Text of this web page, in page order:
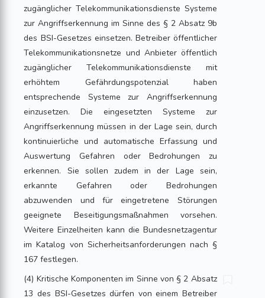
zugänglicher Telekommunikationsdienste Systeme
zur Angriffserkennung im Sinne des § 2 Absatz 9b
des BSI-Gesetzes einsetzen. Betreiber öffentlicher
Telekommunikationsnetze und Anbieter öffentlich
zugänglicher Telekommunikationsdienste mit
erhöhtem Gefährdungspotenzial haben
entsprechende Systeme zur Angriffserkennung
einzusetzen. Die eingesetzten Systeme zur
Angriffserkennung müssen in der Lage sein, durch
kontinuierliche und automatische Erfassung und
Auswertung Gefahren oder Bedrohungen zu
erkennen. Sie sollen zudem in der Lage sein,
erkannte Gefahren oder Bedrohungen
abzuwenden und für eingetretene Störungen
geeignete Beseitigungsmaßnahmen vorsehen.
Weitere Einzelheiten kann die Bundesnetzagentur
im Katalog von Sicherheitsanforderungen nach §
167 festlegen.
(4) Kritische Komponenten im Sinne von § 2 Absatz
13 des BSI-Gesetzes dürfen von einem Betreiber